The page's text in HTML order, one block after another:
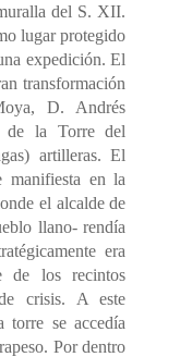
del S. XII.
lugar protegido
expedición. El
transformación
D. Andrés
de la Torre del
artilleras. El
manifiesta en la
el alcalde de
llano- rendía
era
de los recintos
crisis. A este
torre se accedía
Por dentro